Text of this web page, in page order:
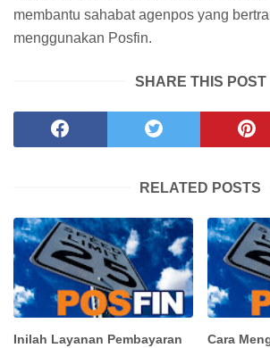
membantu sahabat agenpos yang
menggunakan Posfin.
SHARE THIS POST
RELATED POSTS
Inilah Layanan Pembayaran
Cara